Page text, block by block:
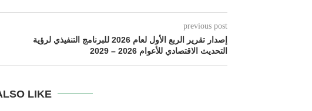
previous post
إصدار تقرير الربع الأول لعام 2026 للبرنامج التنفيذي لرؤية
التحديث الاقتصادي للأعوام 2026 – 2029
LIKE